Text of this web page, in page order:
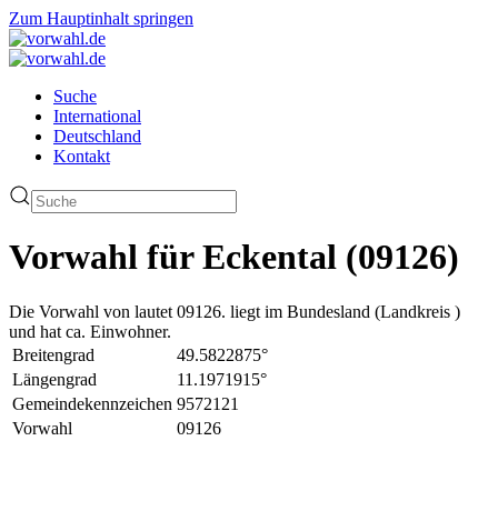
Zum Hauptinhalt springen
Suche
International
Deutschland
Kontakt
Vorwahl für Eckental (09126)
Die Vorwahl von lautet 09126. liegt im Bundesland (Landkreis )
und hat ca. Einwohner.
Breitengrad
49.5822875°
Längengrad
11.1971915°
Gemeindekennzeichen 9572121
Vorwahl
09126